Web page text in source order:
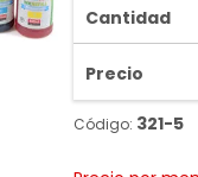
Cantidad
Precio
Código: 321-5